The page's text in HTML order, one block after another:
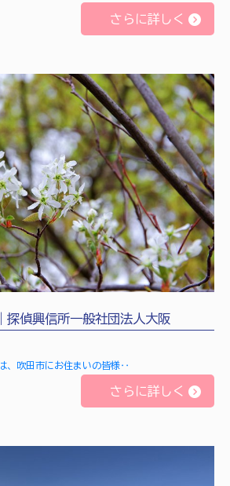
さらに詳しく
探偵興信所一般社団法人大阪
、吹田市にお住まいの皆様‥
さらに詳しく